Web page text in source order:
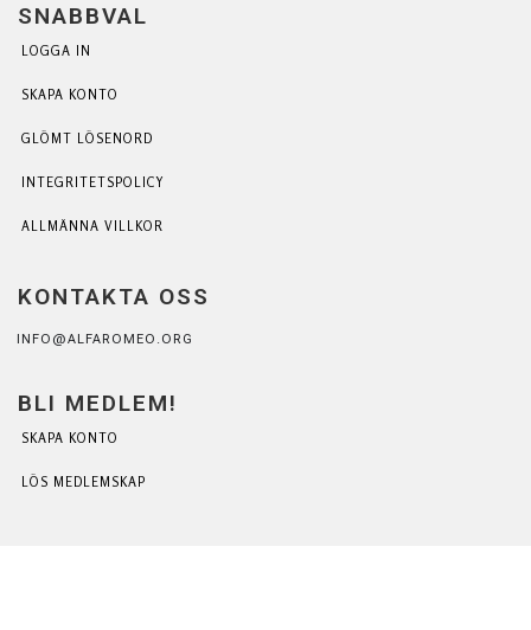
SNABBVAL
LOGGA IN
SKAPA KONTO
GLÖMT LÖSENORD
INTEGRITETSPOLICY
ALLMÄNNA VILLKOR
KONTAKTA OSS
INFO@ALFAROMEO.ORG
BLI MEDLEM!
SKAPA KONTO
LÖS MEDLEMSKAP